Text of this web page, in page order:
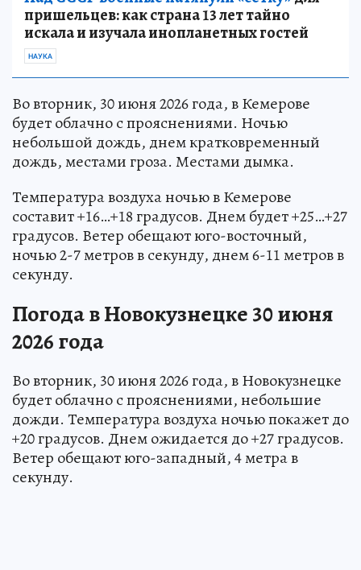
пришельцев: как страна 13 лет тайно
искала и изучала инопланетных гостей
НАУКА
Во вторник, 30 июня 2026 года, в Кемерове
будет облачно с прояснениями. Ночью
небольшой дождь, днем кратковременный
дождь, местами гроза. Местами дымка.
Температура воздуха ночью в Кемерове
составит +16…+18 градусов. Днем будет +25…+27
градусов. Ветер обещают юго-восточный,
ночью 2-7 метров в секунду, днем 6-11 метров в
секунду.
Погода в Новокузнецке 30 июня
2026 года
Во вторник, 30 июня 2026 года, в Новокузнецке
будет облачно с прояснениями, небольшие
дожди. Температура воздуха ночью покажет до
+20 градусов. Днем ожидается до +27 градусов.
Ветер обещают юго-западный, 4 метра в
секунду.